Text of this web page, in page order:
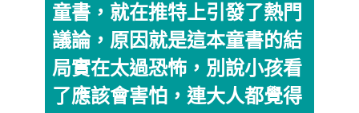
童書，就在推特上引發了熱門
議論，原因就是這本童書的結
局實在太過恐怖，別說小孩看
了應該會害怕，連大人都覺得